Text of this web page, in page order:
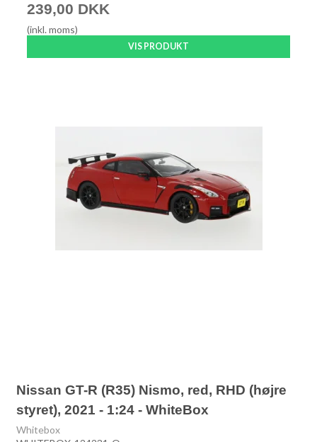
239,00 DKK
(inkl. moms)
VIS PRODUKT
Nissan GT-R (R35) Nismo, red, RHD (højre
styret), 2021 - 1:24 - WhiteBox
Whitebox